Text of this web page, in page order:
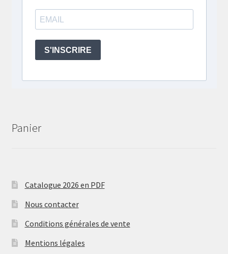
Panier
Catalogue 2026 en PDF
Nous contacter
Conditions générales de vente
Mentions légales